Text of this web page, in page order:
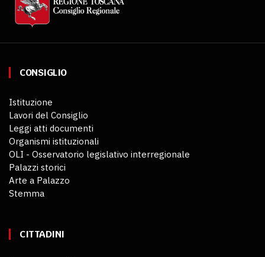
CONSIGLIO
Istituzione
Lavori del Consiglio
Leggi atti documenti
Organismi istituzionali
OLI - Osservatorio legislativo interregionale
Palazzi storici
Arte a Palazzo
Stemma
CITTADINI